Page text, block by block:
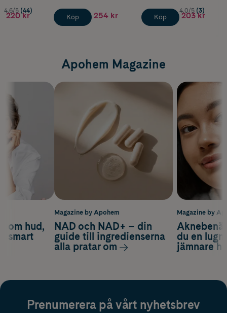
4.6/5 (44)
220 kr Köp 254 kr Köp
4.0/5 (3)
203 kr
Apohem Magazine
Magazine by
du en
jämnare
om hud,
smart
Magazine by Apohem
NAD och NAD+ – din
guide till ingredienserna
alla pratar om
Prenumerera på vårt nyhetsbrev